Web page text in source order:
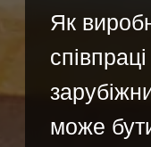
Відповідаємо